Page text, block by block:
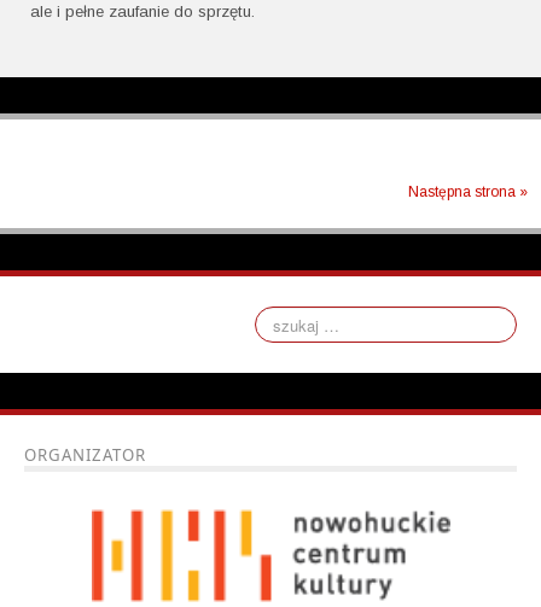
ale i pełne zaufanie do sprzętu.
Następna strona »
ORGANIZATOR